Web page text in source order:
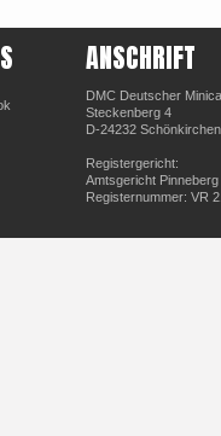
ANSCHRIFT
DMC Deutscher
Steckenberg 4
D-24232 Schönkirchen
Registergericht:
Amtsgericht Pinneberg
Registernummer: VR